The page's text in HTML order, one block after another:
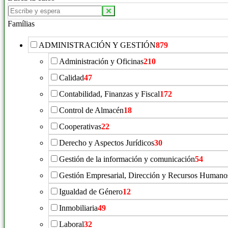
Famílias
ADMINISTRACIÓN Y GESTIÓN879
Administración y Oficinas210
Calidad47
Contabilidad, Finanzas y Fiscal172
Control de Almacén18
Cooperativas22
Derecho y Aspectos Jurídicos30
Gestión de la información y comunicación54
Gestión Empresarial, Dirección y Recursos
Igualdad de Género12
Inmobiliaria49
Laboral32